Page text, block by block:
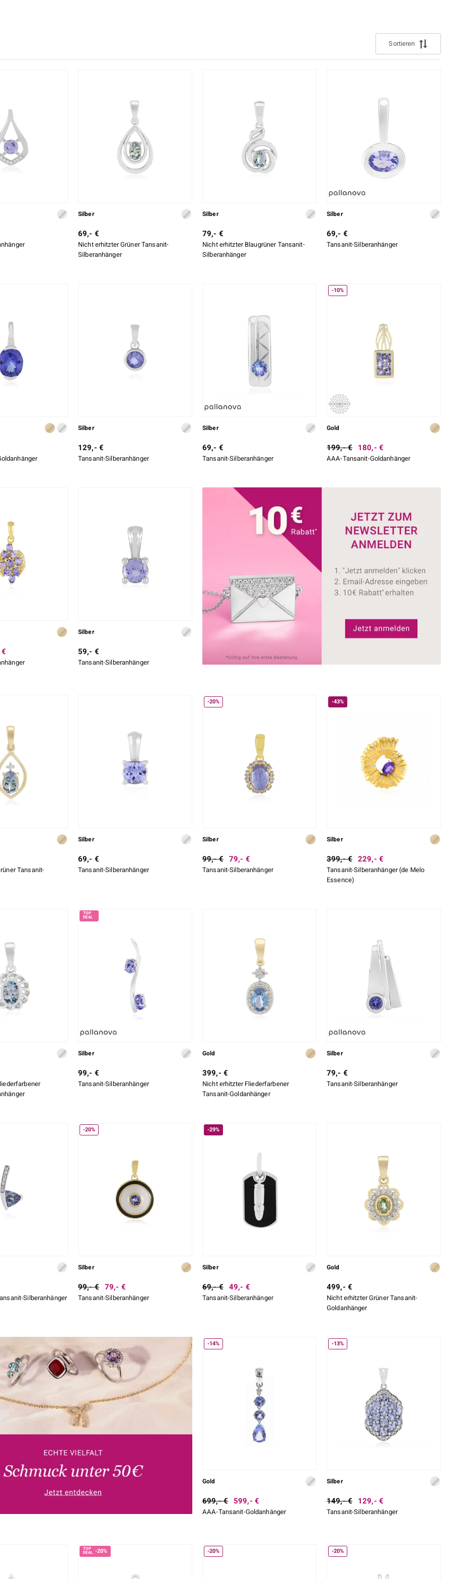
Sortieren
Silber
69,- €
Nicht erhitzter Grüner Tansanit-
Silberanhänger
Silber
79,- €
Nicht erhitzter Blaugrüner Tansanit-
Silberanhänger
Silber
69,- €
Tansanit-Silberanhänger
Silber
129,- €
Tansanit-Silberanhänger
Silber
69,- €
Tansanit-Silberanhänger
-10%
Gold
199,- € 180,- €
AAA-Tansanit-Goldanhänger
Silber
59,- €
Tansanit-Silberanhänger
Tansanit-
Silber
69,- €
Tansanit-Silberanhänger
-20%
Silber
99,- € 79,- €
Tansanit-Silberanhänger
-43%
Silber
399,- € 229,- €
Tansanit-Silberanhänger (de Melo
Essence)
Silber
99,- €
Tansanit-Silberanhänger
Gold
399,- €
Nicht erhitzter Fliederfarbener
Tansanit-Goldanhänger
Silber
79,- €
Tansanit-Silberanhänger
Silberanhänger
-20%
Silber
99,- € 79,- €
Tansanit-Silberanhänger
-29%
Silber
69,- € 49,- €
Tansanit-Silberanhänger
Gold
499,- €
Nicht erhitzter Grüner Tansanit-
Goldanhänger
-14%
Gold
699,- € 599,- €
AAA-Tansanit-Goldanhänger
-13%
Silber
149,- € 129,- €
Tansanit-Silberanhänger
-20% -20% -20%